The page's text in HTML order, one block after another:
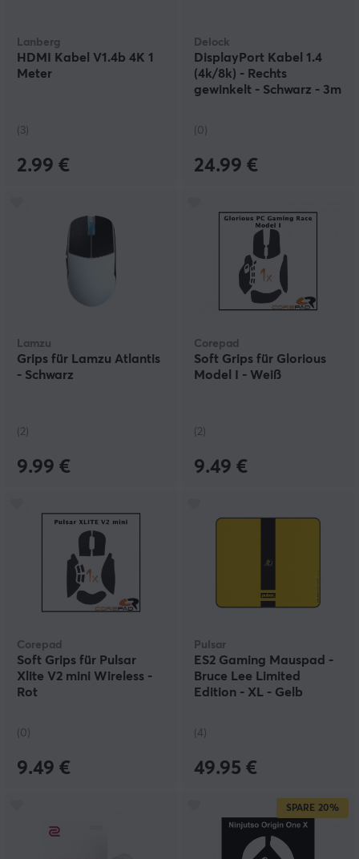
Lanberg
HDMI Kabel V1.4b 4K 1
Meter
(3)
2.99 €
Delock
DisplayPort Kabel 1.4
(4k/8k) - Rechts
gewinkelt - Schwarz - 3m
(0)
24.99 €
Lamzu
Grips für Lamzu Atlantis
- Schwarz
(2)
9.99 €
Corepad
Soft Grips für Glorious
Model I - Weiß
(2)
9.49 €
Corepad
Soft Grips für Pulsar
Xlite V2 mini Wireless -
Rot
(0)
9.49 €
Pulsar
ES2 Gaming Mauspad -
Bruce Lee Limited
Edition - XL - Gelb
(4)
49.95 €
SPARE 20%